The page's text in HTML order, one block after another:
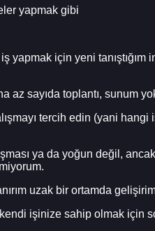
yapmak gibi
için yeni
az sayıda toplantı, sunum
tercih edin (yani
ya da yoğun değil,
uzak bir ortamda
işinize sahip olmak için